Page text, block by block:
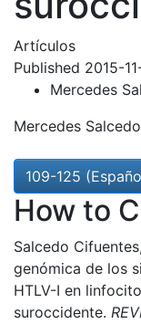
Artículos
Published 2015-
Mercedes
Mercedes
109-125
How to
Salcedo
genómica de los
HTLV-I en
suroccidente.